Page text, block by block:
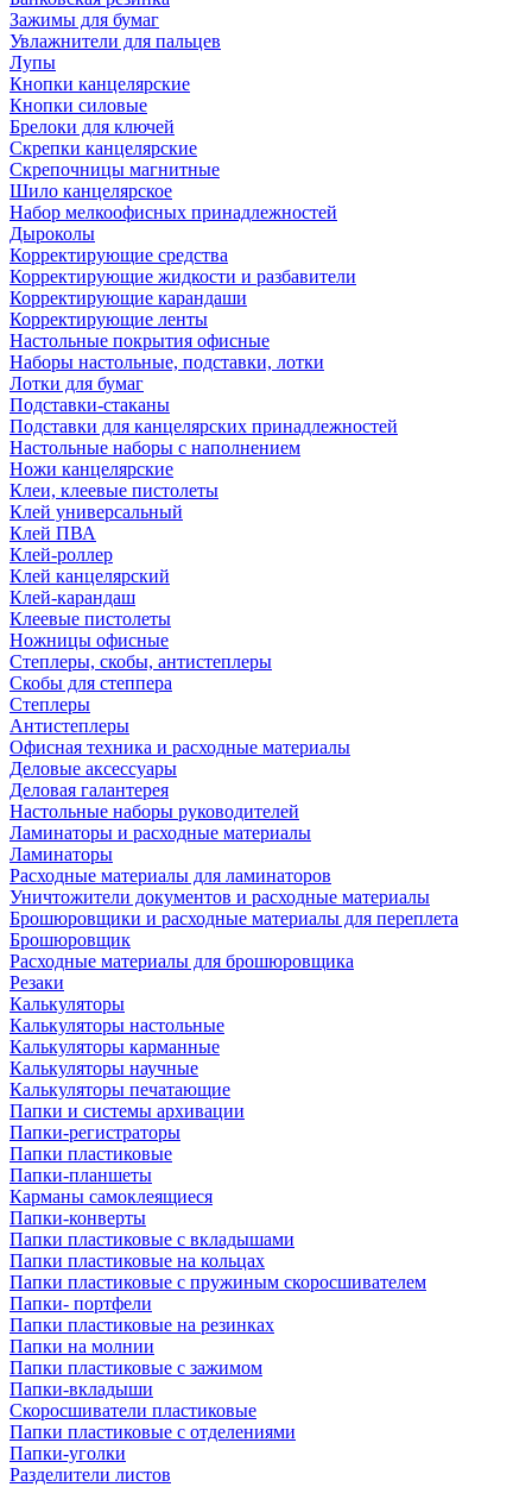
Зажимы для бумаг
Увлажнители для пальцев
Лупы
Кнопки канцелярские
Кнопки силовые
Брелоки для ключей
Скрепки канцелярские
Скрепочницы магнитные
Шило канцелярское
Набор мелкоофисных принадлежностей
Дыроколы
Корректирующие средства
Корректирующие жидкости и разбавители
Корректирующие карандаши
Корректирующие ленты
Настольные покрытия офисные
Наборы настольные, подставки, лотки
Лотки для бумаг
Подставки-стаканы
Подставки для канцелярских принадлежностей
Настольные наборы с наполнением
Ножи канцелярские
Клеи, клеевые пистолеты
Клей универсальный
Клей ПВА
Клей-роллер
Клей канцелярский
Клей-карандаш
Клеевые пистолеты
Ножницы офисные
Степлеры, скобы, антистеплеры
Скобы для степпера
Степлеры
Антистеплеры
Офисная техника и расходные материалы
Деловые аксессуары
Деловая галантерея
Настольные наборы руководителей
Ламинаторы и расходные материалы
Ламинаторы
Расходные материалы для ламинаторов
Уничтожители документов и расходные материалы
Брошюровщики и расходные материалы для переплета
Брошюровщик
Расходные материалы для брошюровщика
Резаки
Калькуляторы
Калькуляторы настольные
Калькуляторы карманные
Калькуляторы научные
Калькуляторы печатающие
Папки и системы архивации
Папки-регистраторы
Папки пластиковые
Папки-планшеты
Карманы самоклеящиеся
Папки-конверты
Папки пластиковые с вкладышами
Папки пластиковые на кольцах
Папки пластиковые с пружиным скоросшивателем
Папки- портфели
Папки пластиковые на резинках
Папки на молнии
Папки пластиковые с зажимом
Папки-вкладыши
Скоросшиватели пластиковые
Папки пластиковые с отделениями
Папки-уголки
Разделители листов